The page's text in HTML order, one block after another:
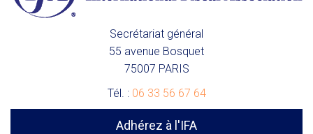
Secrétariat général
55 avenue Bosquet
75007 PARIS
Tél. : 06 33 56 67 64
Adhérez à l'IFA